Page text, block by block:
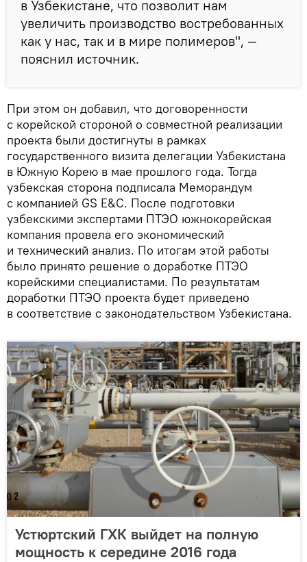
в Узбекистане, что позволит нам
увеличить производство востребованных
как у нас, так и в мире полимеров", —
пояснил источник.
При этом он добавил, что договоренности
с корейской стороной о совместной реализации
проекта были достигнуты в рамках
государственного визита делегации Узбекистана
в Южную Корею в мае прошлого года. Тогда
узбекская сторона подписала Меморандум
с компанией GS E&C. После подготовки
узбекскими экспертами ПТЭО южнокорейская
компания провела его экономический
и технический анализ. По итогам этой работы
было принято решение о доработке ПТЭО
корейскими специалистами. По результатам
доработки ПТЭО проекта будет приведено
в соответствие с законодательством Узбекистана.
Устюртский ГХК выйдет на полную
мощность к середине 2016 года